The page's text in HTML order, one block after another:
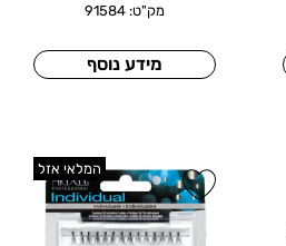
מק"ט: 91584
מידע נוסף
המלאי אזל